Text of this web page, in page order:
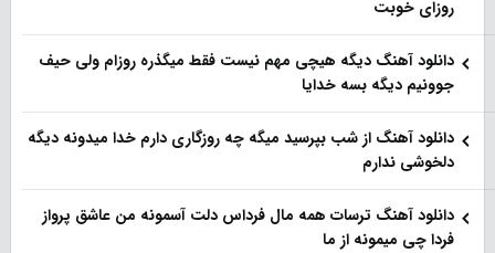
روزای خوبت
دانلود آهنگ دیگه هیچی مهم نیست فقط میگذره روزام ولی حیف
جوونیم دیگه بسه خدایا
دانلود آهنگ از شب بپرسید میگه چه روزگاری دارم خدا میدونه دیگه
دلخوشی ندارم
دانلود آهنگ ترسات همه مال فرداس دلت آسمونه من عاشق پرواز
فردا چی میمونه از ما